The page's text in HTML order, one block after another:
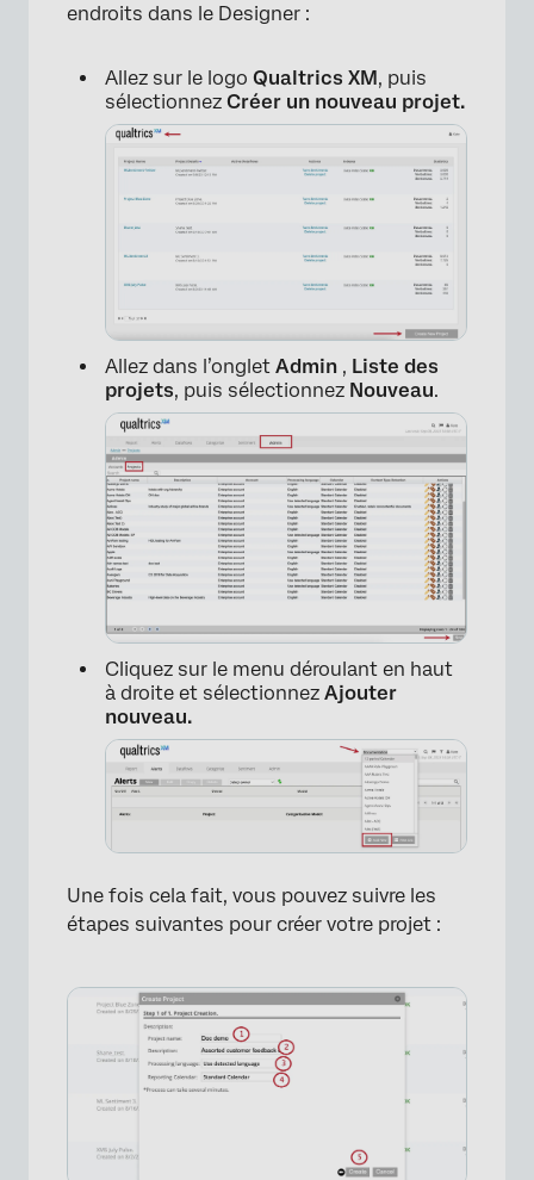
×
endroits dans le Designer :
Allez sur le logo Qualtrics XM, puis
sélectionnez Créer un nouveau projet.
×
Allez dans l’onglet Admin , Liste des
projets, puis sélectionnez Nouveau.
Cliquez sur le menu déroulant en haut
à droite et sélectionnez Ajouter
nouveau.
Une fois cela fait, vous pouvez suivre les
étapes suivantes pour créer votre projet :